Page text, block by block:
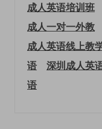
成人英语培训班
成人一对一外教
成人英语线上教
语
深圳成人英
语